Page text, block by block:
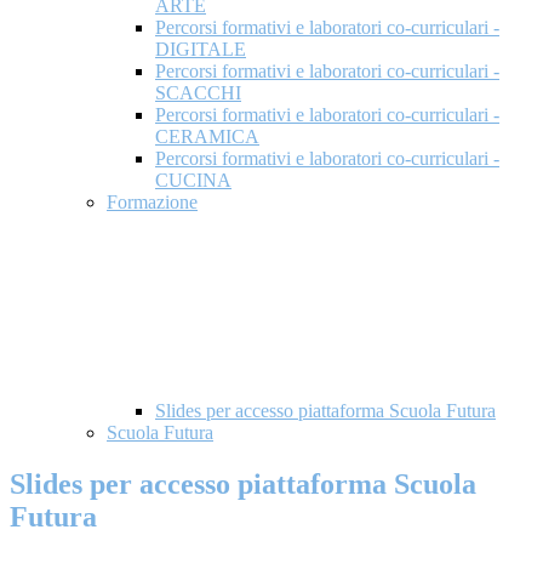
ARTE
Percorsi formativi e laboratori co-curriculari -
DIGITALE
Percorsi formativi e laboratori co-curriculari -
SCACCHI
Percorsi formativi e laboratori co-curriculari -
CERAMICA
Percorsi formativi e laboratori co-curriculari -
CUCINA
Formazione
Slides per accesso piattaforma Scuola Futura
Scuola Futura
Slides per accesso piattaforma Scuola
Futura